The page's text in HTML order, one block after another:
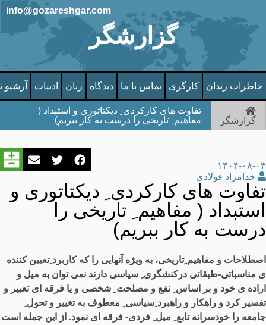
گزارشگر
info@gozareshgar.com
خاطرات زندان کارگری تماس با ما دیدگاه زنان ادبیات آرشیو
گزارشگر
تفاوت های کارکردی ِ دیکتاتوری و استبداد (
مفاهیم ِ تاریخی را درست به کار ببریم)
۱۴۰۴-۰۸-۰۳
خدامراد فولادی
تفاوت های کارکردی ِ دیکتاتوری و
استبداد ( مفاهیم ِ تاریخی را
درست به کار ببریم)
اصطلاحات و مفاهیم ِتاریخی، به ویژه آنهایی را که کاربرد ِتعیین کننده
ی مناسباتی-طبقاتی درکنشگری ِ سیاسی دارند نمی توان به میل و
اراده ی خود و بر اساس ِ نفع و مصلحت ِ شخصی و یا فرقه ای تعبیر و
تفسیر کرد و راهکار و راهبرد ِسیاسی ِ معطوف به تغییر و تحول ِ
جامعه را خودسرانه تابع ِ میل ِ فردی- فرقه ای نمود. از این جمله است